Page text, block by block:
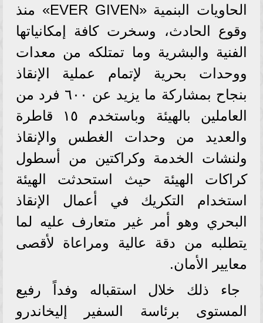
الحاويات البنمية «EVER GIVEN» منذ
وقوع الحادث، وسخرت كافة إمكانياتها
الفنية والبشرية وما تمتلكه من معدات
ووحدات بحرية لإتمام عملية الإنقاذ
بنجاح بمشاركة ما يزيد عن ٦٠٠ فرد من
العاملين بالهيئة وباستخدم ١٥ قاطرة
والعديد من وحدات الغطس والإنقاذ
ولنشات الخدمة وكراكتين من أسطول
كراكات الهيئة حيث استحدثت الهيئة
استخدام التكريك في أعمال الإنقاذ
البحري وهو أمر غير متعارف عليه لما
يتطلبه من دقة عالية ومراعاة لأقصى
معايير الأمان.
جاء ذلك خلال استقباله وفداً رفيع
المستوى برئاسة السفير إليخاندرو